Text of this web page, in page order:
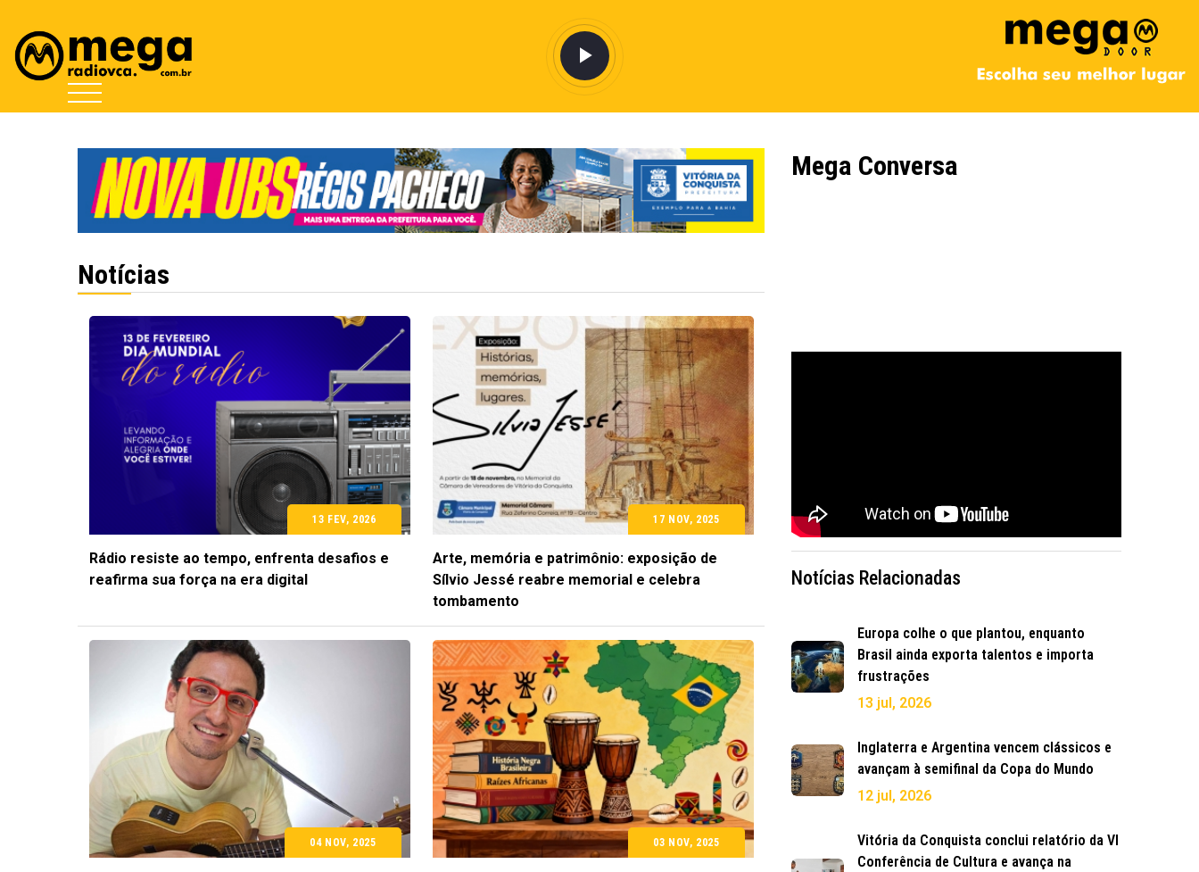
Notícias
13 FEV, 2026
Rádio resiste ao tempo, enfrenta desafios e
reafirma sua força na era digital
17 NOV, 2025
Arte, memória e patrimônio: exposição de
Sílvio Jessé reabre memorial e celebra
tombamento
04 NOV, 2025 03 NOV, 2025
Mega Conversa
Notícias Relacionadas
Europa colhe o que plantou, enquanto
Brasil ainda exporta talentos e importa
frustrações
13 jul, 2026
Inglaterra e Argentina vencem clássicos e
avançam à semifinal da Copa do Mundo
12 jul, 2026
Vitória da Conquista conclui relatório da VI
Conferência de Cultura e avança na